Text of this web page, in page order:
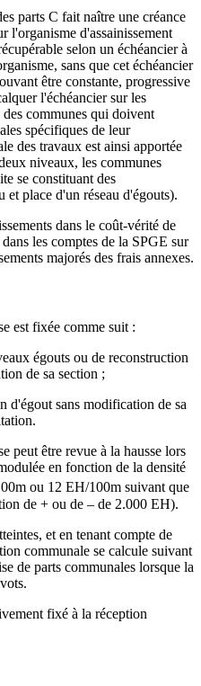
parts C fait naître une créance
l'organisme d'assainissement
selon un échéancier à
sans que cet échéancier
être constante, progressive
l'échéancier sur les
des communes qui doivent
spécifiques de leur
des travaux est ainsi apportée
niveaux, les communes
se constituant des
place d'un réseau d'égouts).
dans le coût-vérité de
les comptes de la SPGE sur
majorés des frais annexes.
est fixée comme suit :
égouts ou de reconstruction
de sa section ;
d'égout sans modification de sa
peut être revue à la hausse lors
en fonction de la densité
ou 12 EH/100m suivant que
de + ou de – de 2.000 EH).
et en tenant compte de
communale se calcule suivant
de parts communales lorsque la
fixé à la réception